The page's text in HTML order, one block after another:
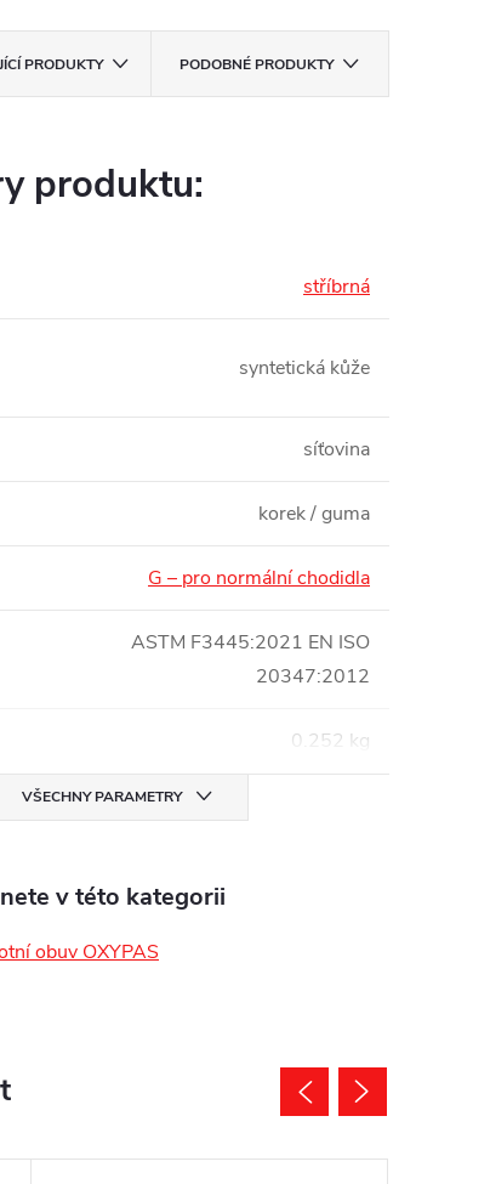
PRODUKTY PODOBNÉ PRODUKTY
produktu:
stříbrná
syntetická kůže
síťovina
korek / guma
G – pro normální chodidla
ASTM F3445:2021 EN ISO
20347:2012
0.252 kg
VŠECHNY PARAMETRY
v této kategorii
obuv OXYPAS